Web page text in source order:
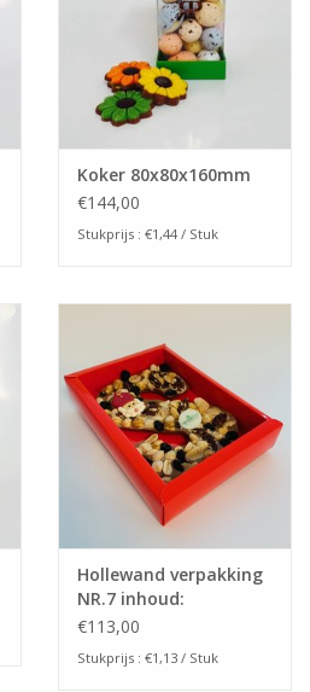
Koker 80x80x160mm
€144,00
Stukprijs : €1,44 / Stuk
Hollewand verpakking
NR.7 inhoud:
175x120x35mm
€113,00
Stukprijs : €1,13 / Stuk